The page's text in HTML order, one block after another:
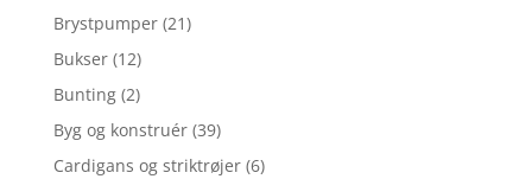
Brystpumper (21)
Bukser (12)
Bunting (2)
Byg og konstruér (39)
Cardigans og striktrøjer (6)